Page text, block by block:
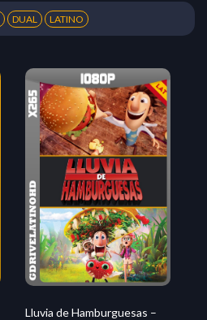
DUAL LATINO
Lluvia de Hamburguesas –